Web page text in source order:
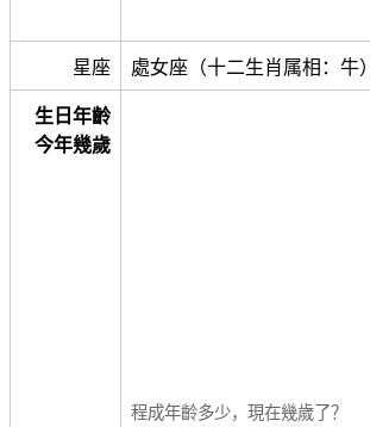
星座 處女座（十二生肖属相：牛）
生日年齡
今年幾歲
程成年齡多少，現在幾歲了？